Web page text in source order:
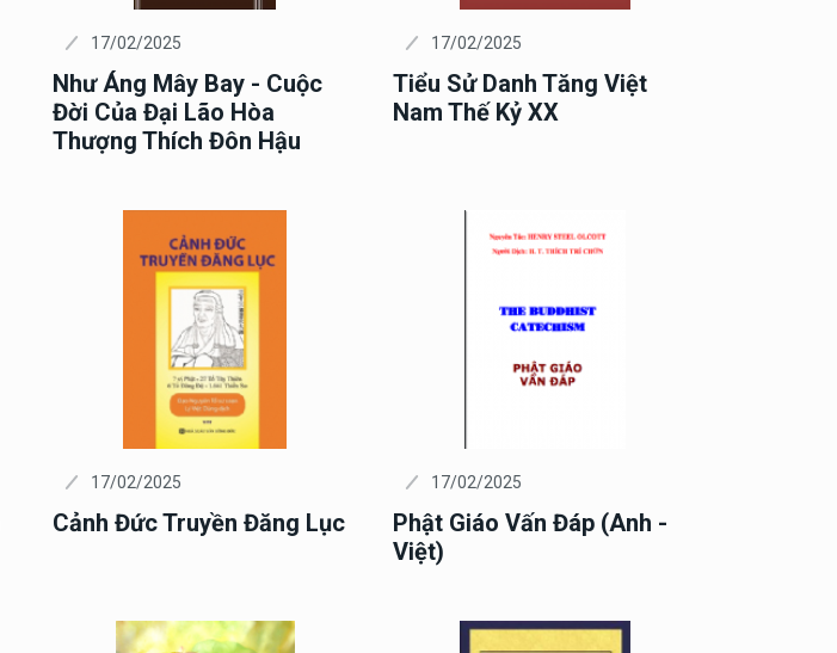
17/02/2025
Như Áng Mây Bay - Cuộc
Đời Của Đại Lão Hòa
Thượng Thích Đôn Hậu
17/02/2025
Tiểu Sử Danh Tăng Việt
Nam Thế Kỷ XX
17/02/2025
Cảnh Đức Truyền Đăng Lục
17/02/2025
Phật Giáo Vấn Đáp (Anh -
Việt)